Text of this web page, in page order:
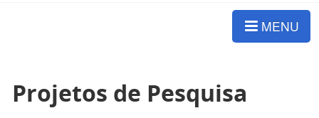
MENU
Projetos de Pesquisa